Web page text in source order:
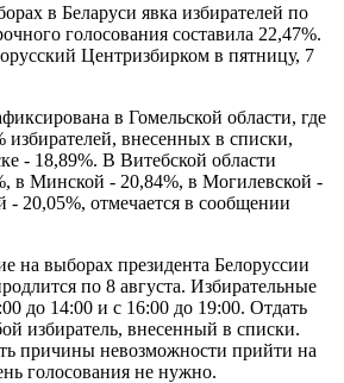
в Беларуси явка избирателей по
голосования составила 22,47%.
Центризбирком в пятницу, 7
в Гомельской области, где
избирателей, внесенных в списки,
- 18,89%. В Витебской области
в Минской - 20,84%, в Могилевской -
- 20,05%, отмечается в сообщении
на выборах президента Белоруссии
по 8 августа. Избирательные
до 14:00 и с 16:00 до 19:00. Отдать
избиратель, внесенный в списки.
причины невозможности прийти на
голосования не нужно.